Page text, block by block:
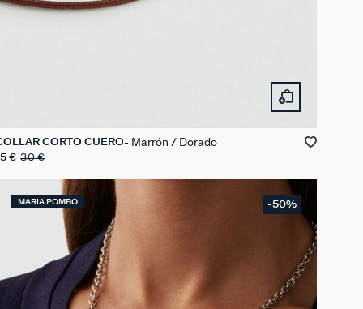
CORTO CUERO Marrón / Dorado
€ 30 €
MARIA POMBO -50%